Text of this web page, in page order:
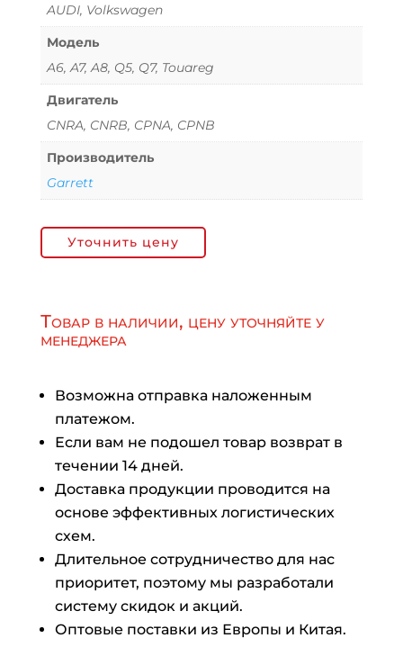
AUDI, Volkswagen
Модель
A6, A7, A8, Q5, Q7, Touareg
Двигатель
CNRA, CNRB, CPNA, CPNB
Производитель
Garrett
Уточнить цену
Товар в наличии, цену уточняйте у
менеджера
Возможна отправка наложенным
платежом.
Если вам не подошел товар возврат в
течении 14 дней.
Доставка продукции проводится на
основе эффективных логистических
схем.
Длительное сотрудничество для нас
приоритет, поэтому мы разработали
систему скидок и акций.
Оптовые поставки из Европы и Китая.